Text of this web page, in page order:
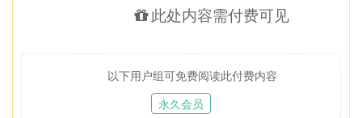
此处内容需付费可见
以下用户组可免费阅读此付费内容
永久会员